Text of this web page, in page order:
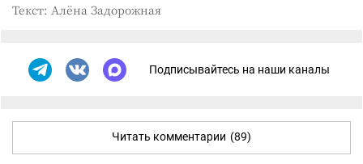
Текст: Алёна Задорожная
Подписывайтесь на наши каналы
Читать комментарии (89)